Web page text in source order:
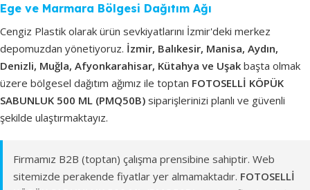
Ege ve Marmara Bölgesi Dağıtım Ağı
Cengiz Plastik olarak ürün sevkiyatlarını İzmir'deki merkez
depomuzdan yönetiyoruz. İzmir, Balıkesir, Manisa, Aydın,
Denizli, Muğla, Afyonkarahisar, Kütahya ve Uşak başta olmak
üzere bölgesel dağıtım ağımız ile toptan FOTOSELLİ KÖPÜK
SABUNLUK 500 ML (PMQ50B) siparişlerinizi planlı ve güvenli
şekilde ulaştırmaktayız.
Firmamız B2B (toptan) çalışma prensibine sahiptir. Web
sitemizde perakende fiyatlar yer almamaktadır. FOTOSELLİ